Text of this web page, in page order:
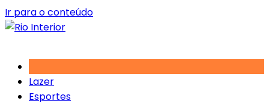
Ir para o conteúdo
Lazer
Esportes